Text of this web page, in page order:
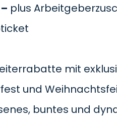
plus
mit
und
buntes und